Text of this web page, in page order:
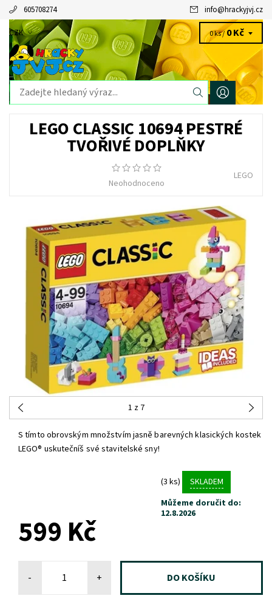
605708274 info@hrackyjvj.cz
CZK 0 ks /0 Kč
LEGO CLASSIC 10694 PESTRÉ
TVOŘIVÉ DOPLŇKY
Neohodnoceno
LEGO
1 z 7
S tímto obrovským množstvím jasně barevných klasických kostek
LEGO® uskutečníš své stavitelské sny!
(3 ks)
SKLADEM
Můžeme doručit do:
12.8.2026
599 Kč
- +